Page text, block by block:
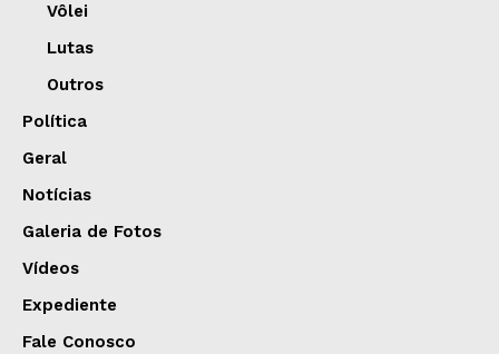
Vôlei
Lutas
Outros
Política
Geral
Notícias
Galeria de Fotos
Vídeos
Expediente
Fale Conosco